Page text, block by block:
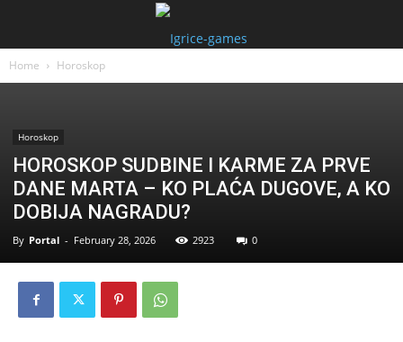
Home Horoskop
Horoskop
HOROSKOP SUDBINE I KARME ZA PRVE
DANE MARTA – KO PLAĆA DUGOVE, A KO
DOBIJA NAGRADU?
By Portal - February 28, 2026 2923 0